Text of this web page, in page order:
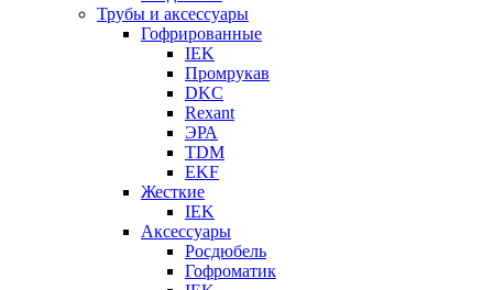
Трубы и аксессуары
Гофрированные
IEK
Промрукав
DKC
Rexant
ЭРА
TDM
EKF
Жесткие
IEK
Аксессуары
Росдюбель
Гофроматик